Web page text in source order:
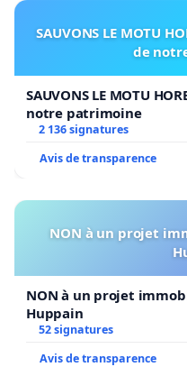
SAUVONS LE MOTU
de
SAUVONS LE MOTU
notre patrimoine
2 136 signatures
Avis de transparence
NON à un projet
NON à un projet
Huppain
52 signatures
Avis de transparence